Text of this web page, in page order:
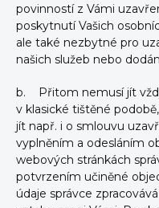
povinností z Vámi
poskytnutí Vašich
ale také nezbytné pro
našich služeb nebo
b. Přitom nemusí jít
v klasické tištěné
jít např. i o smlouvu
vyplněním a odesláním
webových stránkách
potvrzením učiněné
údaje správce